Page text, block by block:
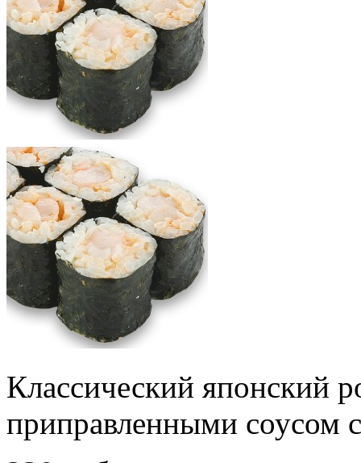
Классический японский
приправленными соусом